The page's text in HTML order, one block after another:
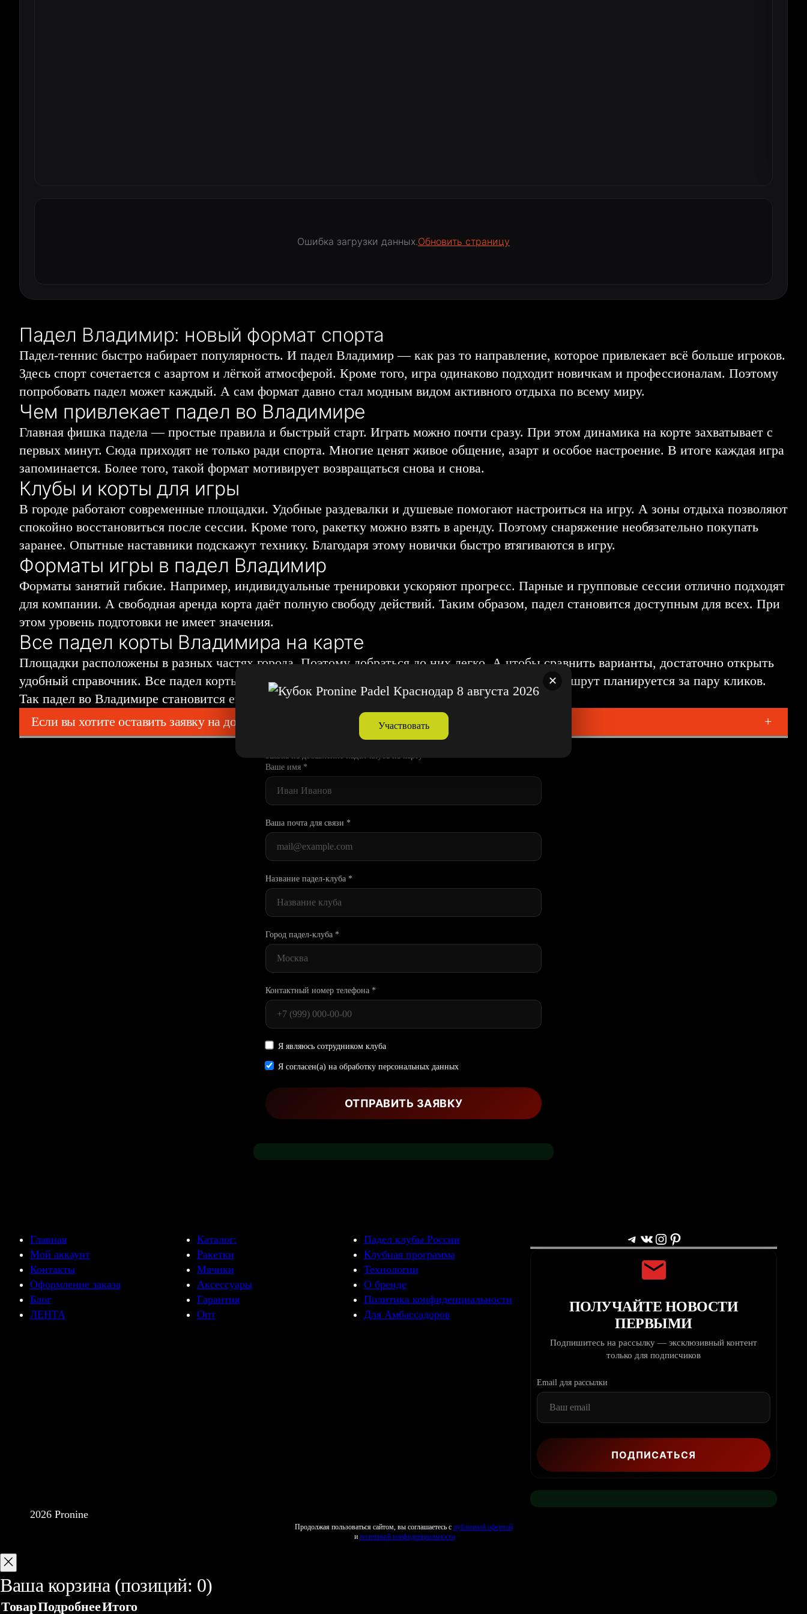
Ошибка загрузки данных.Обновить страницу
Падел Владимир: новый формат спорта
Падел-теннис быстро набирает популярность. И падел Владимир — как раз то направление, которое привлекает всё больше игроков.
Здесь спорт сочетается с азартом и лёгкой атмосферой. Кроме того, игра одинаково подходит новичкам и профессионалам. Поэтому
попробовать падел может каждый. А сам формат давно стал модным видом активного отдыха по всему миру.
Чем привлекает падел во Владимире
Главная фишка падела — простые правила и быстрый старт. Играть можно почти сразу. При этом динамика на корте захватывает с
первых минут. Сюда приходят не только ради спорта. Многие ценят живое общение, азарт и особое настроение. В итоге каждая игра
запоминается. Более того, такой формат мотивирует возвращаться снова и снова.
Клубы и корты для игры
В городе работают современные площадки. Удобные раздевалки и душевые помогают настроиться на игру. А зоны отдыха позволяют
спокойно восстановиться после сессии. Кроме того, ракетку можно взять в аренду. Поэтому снаряжение необязательно покупать
заранее. Опытные наставники подскажут технику. Благодаря этому новички быстро втягиваются в игру.
Форматы игры в падел Владимир
Форматы занятий гибкие. Например, индивидуальные тренировки ускоряют прогресс. Парные и групповые сессии отлично подходят
для компании. А свободная аренда корта даёт полную свободу действий. Таким образом, падел становится доступным для всех. При
этом уровень подготовки не имеет значения.
Все падел корты Владимира на карте
Площадки расположены в разных частях города. Поэтому добраться до них легко. А чтобы сравнить варианты, достаточно открыть
удобный справочник. Все падел корты Владимира на карте собраны в одном месте. В итоге маршрут планируется за пару кликов.
Так падел во Владимире становится ещё доступнее.
Если вы хотите оставить заявку на добавление клуба в справочникнажмите тут. +
Заявка на добавление падел-клуба на карту
Ваше имя *
Ваша почта для связи *
Название падел-клуба *
Город падел-клуба *
Контактный номер телефона *
Я являюсь сотрудником клуба
Я согласен(а) на обработку персональных данных
Главная
Мой аккаунт
Контакты
Оформление заказа
Блог
ЛЕНТА
Каталог:
Ракетки
Мячики
Аксессуары
Гарантия
Опт
Падел клубы России
Клубная программа
Технологии
О бренде
Политика конфиденциальности
Для Амбассадоров
Telegram ВКонтакте Instagram Pinterest
ПОЛУЧАЙТЕ НОВОСТИ
ПЕРВЫМИ
Подпишитесь на рассылку — эксклюзивный контент
только для подписчиков
Email для рассылки
2026 Pronine
Продолжая пользоваться сайтом, вы соглашаетесь с публичной офертой
и политикой конфиденциальности
✕
Участвовать
Ваша корзина (позиций: 0)
ТоварПодробнееИтого